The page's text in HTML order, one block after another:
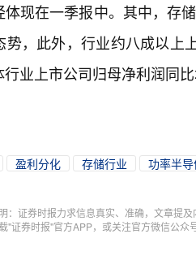
现在一季报中。其中，存
势，此外，行业约八成以
业上市公司归母净利润同
盈利分化 存储行业 功率半
：证券时报力求信息真实、准确，文章提
"证券时报"官方APP，或关注官方微信公